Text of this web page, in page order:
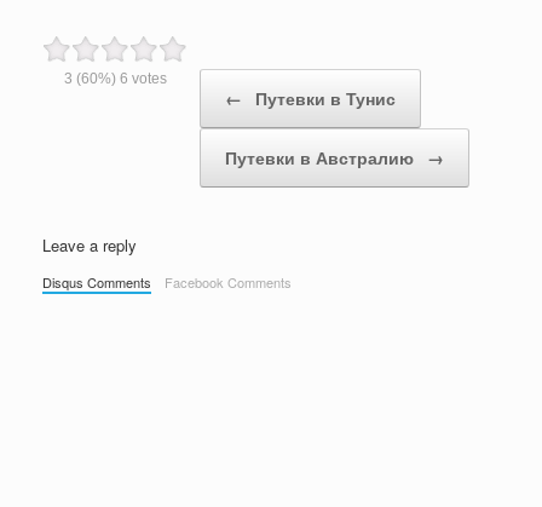
3 (60%) 6 votes
Post navigation
← Путевки в Тунис
Путевки в Австралию →
Leave a reply
Disqus Comments Facebook Comments